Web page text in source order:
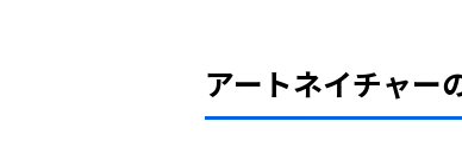
アートネイチャー